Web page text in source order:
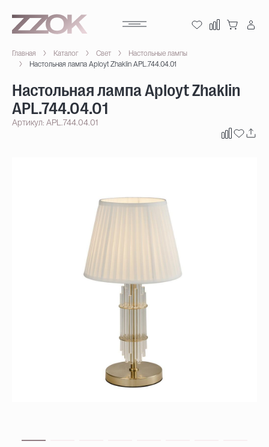
Главная Каталог Свет
Настольные лампы
Настольная лампа Aployt Zhaklin APL.744.04.01
Настольная лампа Aployt Zhaklin
APL.744.04.01
Артикул: APL.744.04.01